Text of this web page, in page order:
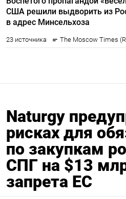
Naturgy
рисках для
по закупкам
СПГ на $13
запрета ЕС